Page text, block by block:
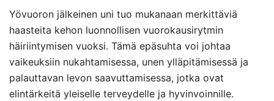
Yövuoron jälkeinen uni tuo mukanaan merkittäviä
haasteita kehon luonnollisen vuorokausirytmin
häiriintymisen vuoksi. Tämä epäsuhta voi johtaa
vaikeuksiin nukahtamisessa, unen ylläpitämisessä ja
palauttavan levon saavuttamisessa, jotka ovat
elintärkeitä yleiselle terveydelle ja hyvinvoinnille.